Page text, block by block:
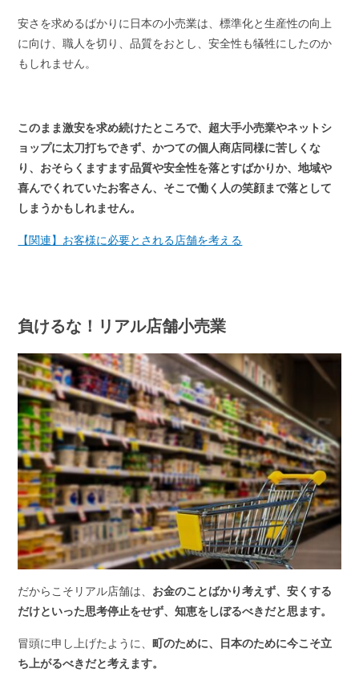
安さを求めるばかりに日本の小売業は、標準化と生産性の向上
に向け、職人を切り、品質をおとし、安全性も犠牲にしたのか
もしれません。
このまま激安を求め続けたところで、超大手小売業やネットシ
ョップに太刀打ちできず、かつての個人商店同様に苦しくな
り、おそらくますます品質や安全性を落とすばかりか、地域や
喜んでくれていたお客さん、そこで働く人の笑顔まで落として
しまうかもしれません。
【関連】お客様に必要とされる店舗を考える
負けるな！リアル店舗小売業
だからこそリアル店舗は、 お金のことばかり考えず、安くする
だけといった思考停止をせず、知恵をしぼるべきだと思ます。
冒頭に申し上げたように、町のために、日本のために今こそ立
ち上がるべきだと考えます。